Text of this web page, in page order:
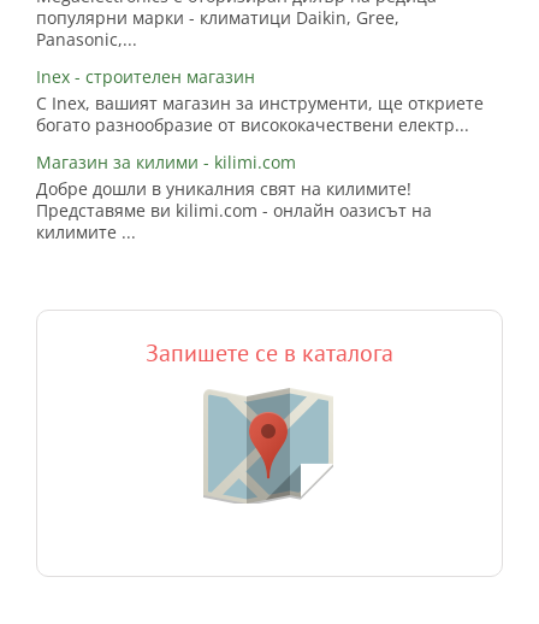
популярни марки - климатици Daikin, Gree,
Panasonic,...
Inex - строителен магазин
С Inex, вашият магазин за инструменти, ще откриете
богато разнообразие от висококачествени електр...
Магазин за килими - kilimi.com
Добре дошли в уникалния свят на килимите!
Представяме ви kilimi.com - онлайн оазисът на
килимите ...
Запишете се в каталога